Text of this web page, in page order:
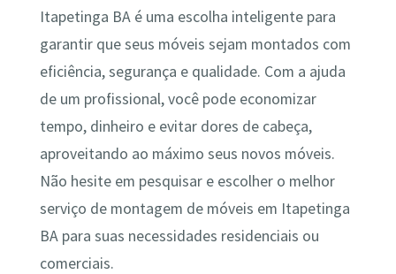
Itapetinga BA é uma escolha inteligente para
garantir que seus móveis sejam montados com
eficiência, segurança e qualidade. Com a ajuda
de um profissional, você pode economizar
tempo, dinheiro e evitar dores de cabeça,
aproveitando ao máximo seus novos móveis.
Não hesite em pesquisar e escolher o melhor
serviço de montagem de móveis em Itapetinga
BA para suas necessidades residenciais ou
comerciais.